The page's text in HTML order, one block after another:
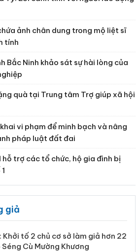
ảnh chân dung trong mộ liệt sĩ
tính
Bắc Ninh khảo sát sự hài lòng của
quà tại Trung tâm Trợ giúp xã hội
vi phạm để minh bạch và nâng
pháp luật đất đai
hỗ trợ các tổ chức, hộ gia đình bị
giả
Cai: Khởi tố 2 chủ cơ sở làm giả
22 tấn gạo Séng Cù Mường